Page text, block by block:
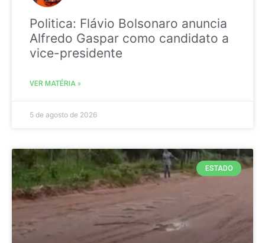
Politica: Flávio Bolsonaro anuncia
Alfredo Gaspar como candidato a
vice-presidente
VER MATÉRIA »
5 de agosto de 2026
ESTADO